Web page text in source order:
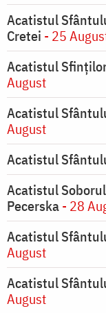
Acatistul
Cretei - 25
Acatistul
August
Acatistul
August
Acatistul
Acatistul
Pecerska- 28
Acatistul
August
Acatistul
August